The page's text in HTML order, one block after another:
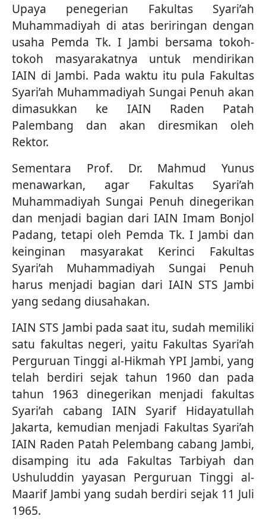
Upaya penegerian Fakultas Syari’ah
Muhammadiyah di atas beriringan dengan
usaha Pemda Tk. I Jambi bersama tokoh-
tokoh masyarakatnya untuk mendirikan
IAIN di Jambi. Pada waktu itu pula Fakultas
Syari’ah Muhammadiyah Sungai Penuh akan
dimasukkan ke IAIN Raden Patah
Palembang dan akan diresmikan oleh
Rektor.
Sementara Prof. Dr. Mahmud Yunus
menawarkan, agar Fakultas Syari’ah
Muhammadiyah Sungai Penuh dinegerikan
dan menjadi bagian dari IAIN Imam Bonjol
Padang, tetapi oleh Pemda Tk. I Jambi dan
keinginan masyarakat Kerinci Fakultas
Syari’ah Muhammadiyah Sungai Penuh
harus menjadi bagian dari IAIN STS Jambi
yang sedang diusahakan.
IAIN STS Jambi pada saat itu, sudah memiliki
satu fakultas negeri, yaitu Fakultas Syari’ah
Perguruan Tinggi al-Hikmah YPI Jambi, yang
telah berdiri sejak tahun 1960 dan pada
tahun 1963 dinegerikan menjadi fakultas
Syari’ah cabang IAIN Syarif Hidayatullah
Jakarta, kemudian menjadi Fakultas Syari’ah
IAIN Raden Patah Pelembang cabang Jambi,
disamping itu ada Fakultas Tarbiyah dan
Ushuluddin yayasan Perguruan Tinggi al-
Maarif Jambi yang sudah berdiri sejak 11 Juli
1965.